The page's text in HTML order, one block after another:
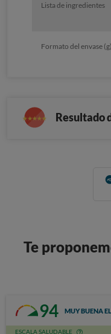
Lista de ingredientes
Formato del envase (g)
Resultado
Te
94 MUY BUENA
ESCALA SALUDABLE